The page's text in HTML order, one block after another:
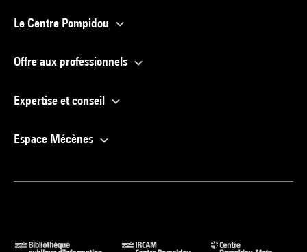
Le Centre Pompidou
Offre aux professionnels
Expertise et conseil
Espace Mécènes